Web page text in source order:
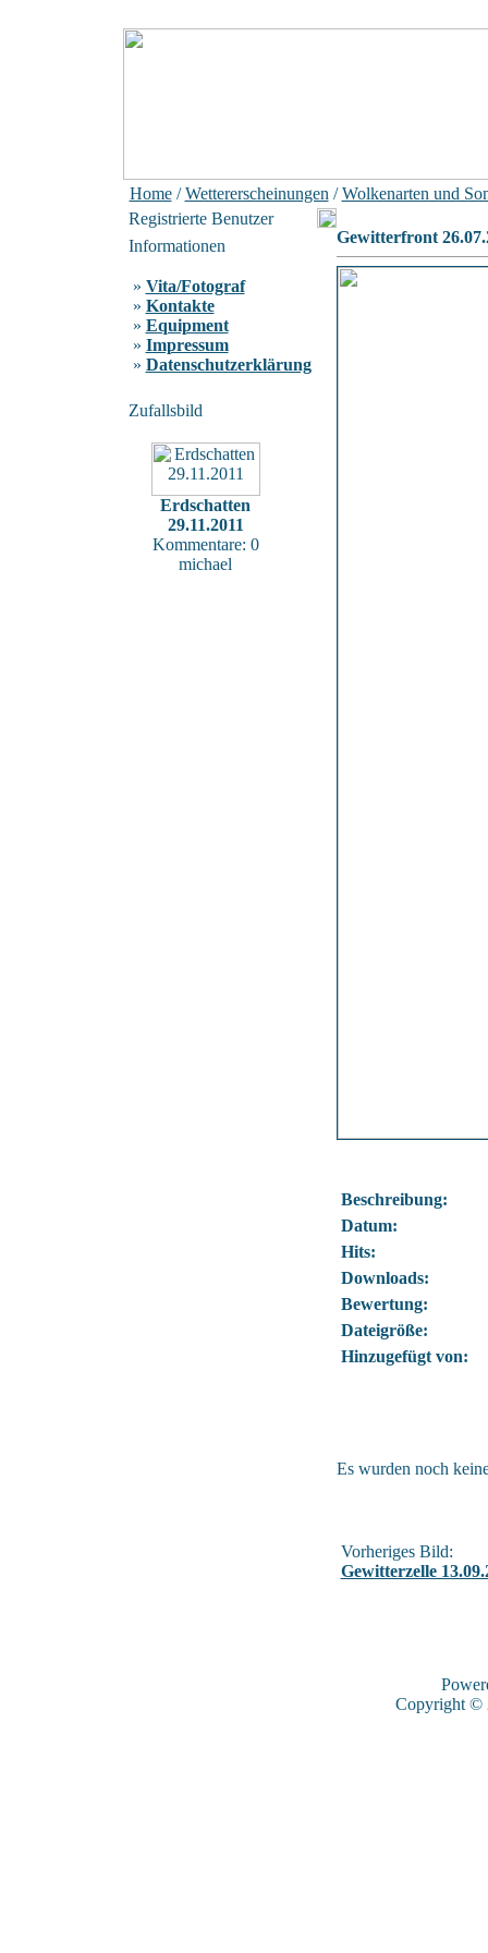
Home/Wettererscheinungen /Wolkenarten und
Registrierte Benutzer
Informationen
» Vita/Fotograf
» Kontakte
» Equipment
» Impressum
» Datenschutzerklärung
Zufallsbild
Erdschatten
29.11.2011
Kommentare: 0
michael
Gewitterfront
Beschreibung:
Datum:
Hits:
Downloads:
Bewertung:
Dateigröße:
Hinzugefügt von:
Es wurden noch
Vorheriges Bild:
Gewitterzelle
Copyright ©